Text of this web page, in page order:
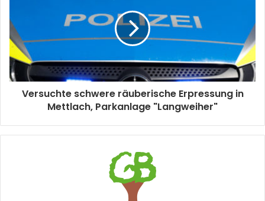
Versuchte schwere räuberische Erpressung in
Mettlach, Parkanlage "Langweiher"